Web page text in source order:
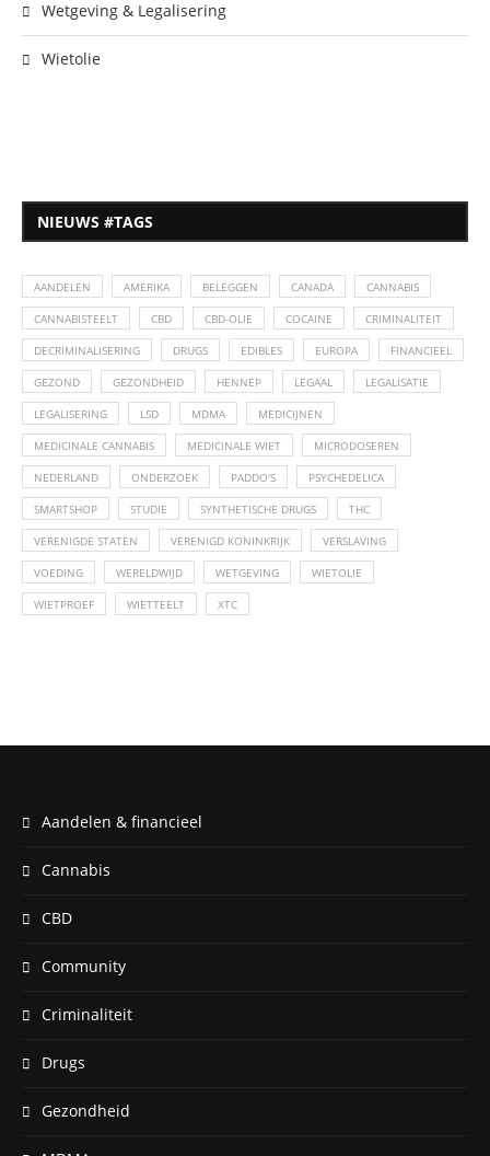
Wetgeving & Legalisering
Wietolie
NIEUWS #TAGS
AANDELEN AMERIKA BELEGGEN CANADA CANNABIS
CANNABISTEELT CBD CBD-OLIE COCAINE CRIMINALITEIT
DECRIMINALISERING DRUGS EDIBLES EUROPA FINANCIEEL
GEZOND GEZONDHEID HENNEP LEGAAL LEGALISATIE
LEGALISERING LSD MDMA MEDICIJNEN
MEDICINALE CANNABIS MEDICINALE WIET MICRODOSEREN
NEDERLAND ONDERZOEK PADDO'S PSYCHEDELICA
SMARTSHOP STUDIE SYNTHETISCHE DRUGS THC
VERENIGDE STATEN VERENIGD KONINKRIJK VERSLAVING
VOEDING WERELDWIJD WETGEVING WIETOLIE
WIETPROEF WIETTEELT XTC
Aandelen & financieel
Cannabis
CBD
Community
Criminaliteit
Drugs
Gezondheid